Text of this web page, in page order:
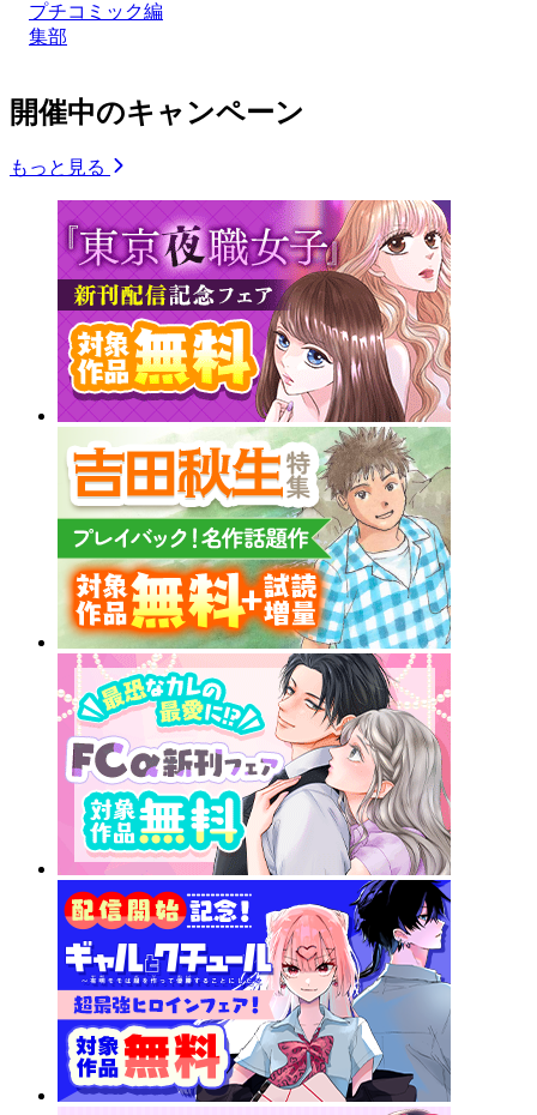
プチコミック編
集部
開催中のキャンペーン
もっと見る